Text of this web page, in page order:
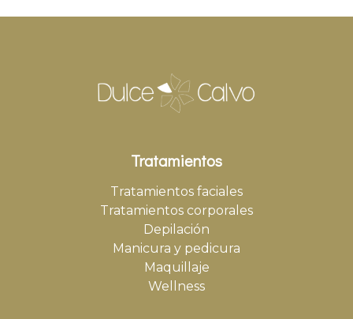
Tratamientos
Tratamientos faciales
Tratamientos corporales
Depilación
Manicura y pedicura
Maquillaje
Wellness